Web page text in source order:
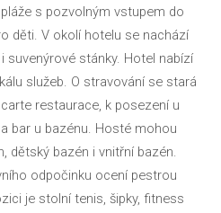
s pozvolným vstupem do
děti. V okolí hotelu se nachází
suvenýrové stánky. Hotel nabízí
služeb. O stravování se stará
restaurace, k posezení u
bar u bazénu. Hosté mohou
dětský bazén i vnitřní bazén.
odpočinku ocení pestrou
je stolní tenis, šipky, fitness